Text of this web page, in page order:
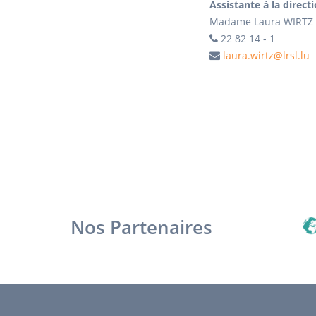
Assistante à la
Madame Laura WIRTZ
22 82 14 - 1
laura.wirtz@lrsl.lu
Nos Partenaires